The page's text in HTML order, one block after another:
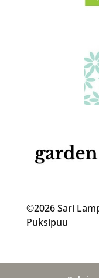
©2026 Sari
Puksipuu